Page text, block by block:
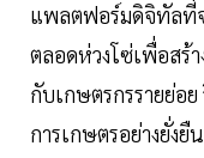
แพลตฟอร์มดิจิทัลที่จ
ตลอดห่วงโซ่เพื่อสร้า
กับเกษตรกรรายย่อ
การเกษตรอย่างยั่ง